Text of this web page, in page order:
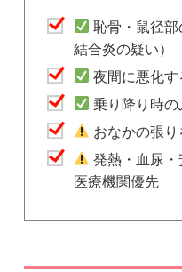
恥骨・鼠径
結合炎の疑い）
夜間に悪化す
乗り降り時
おなかの張
発熱・血尿
医療機関優先